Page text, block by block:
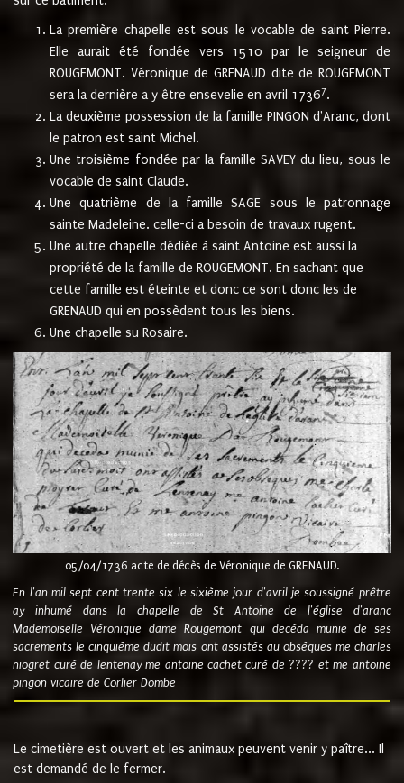
La première chapelle est sous le vocable de saint Pierre.
Elle aurait été fondée vers 1510 par le seigneur de
ROUGEMONT. Véronique de GRENAUD dite de ROUGEMONT
sera la dernière a y être ensevelie en avril 17367.
La deuxième possession de la famille PINGON d'Aranc, dont
le patron est saint Michel.
Une troisième fondée par la famille SAVEY du lieu, sous le
vocable de saint Claude.
Une quatrième de la famille SAGE sous le patronnage
sainte Madeleine. celle-ci a besoin de travaux rugent.
Une autre chapelle dédiée à saint Antoine est aussi la
propriété de la famille de ROUGEMONT. En sachant que
cette famille est éteinte et donc ce sont donc les de
GRENAUD qui en possèdent tous les biens.
Une chapelle su Rosaire.
05/04/1736 acte de décès de Véronique de GRENAUD.
En l'an mil sept cent trente six le sixième jour d'avril je soussigné prêtre
ay inhumé dans la chapelle de St Antoine de l'église d'aranc
Mademoiselle Véronique dame Rougemont qui decéda munie de ses
sacrements le cinquième dudit mois ont assistés au obsèques me charles
niogret curé de lentenay me antoine cachet curé de ???? et me antoine
pingon vicaire de Corlier Dombe
Le cimetière est ouvert et les animaux peuvent venir y paître... Il
est demandé de le fermer.